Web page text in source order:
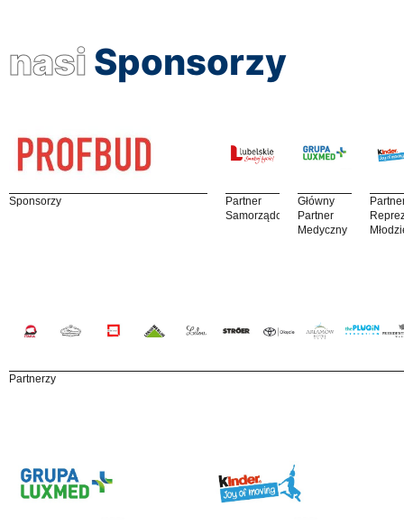
nasi Sponsorzy
Sponsorzy
Partner
Samorządowy
Główny
Partner
Medyczny
Partnerzy